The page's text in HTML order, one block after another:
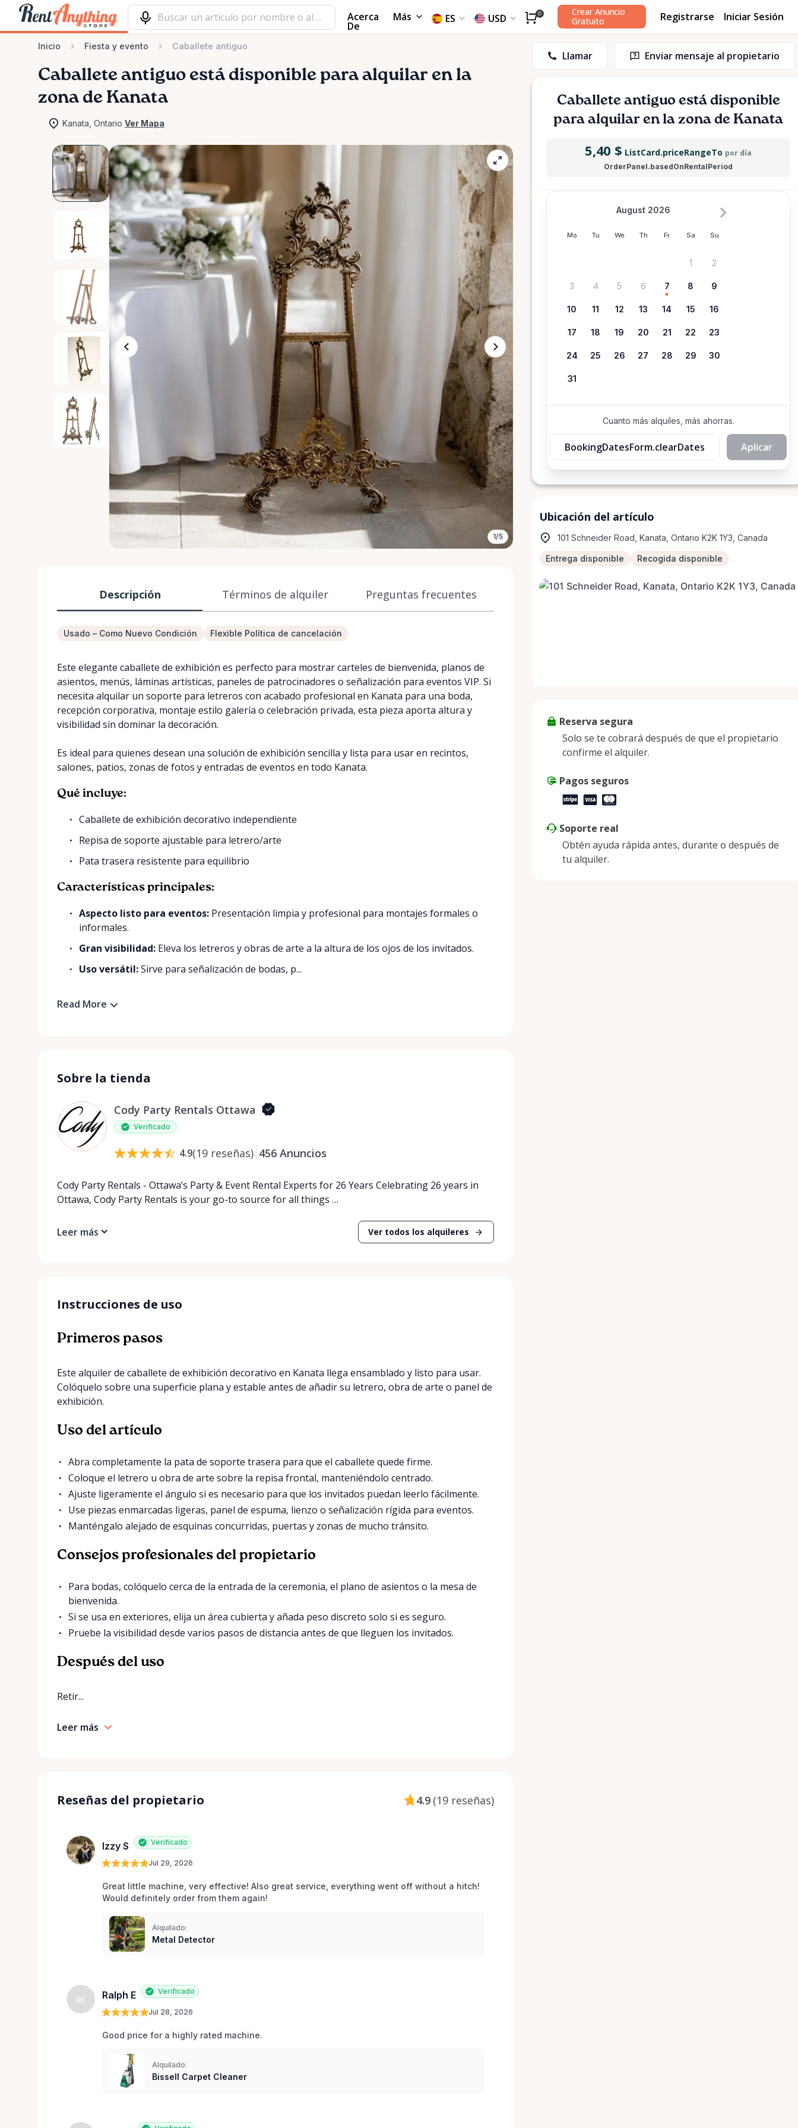
Acerca
De
Más ES USD 0
Crear Anuncio
Gratuito
Registrarse Iniciar Sesión
Inicio Fiesta y evento Caballete antiguo
Caballete antiguo está disponible para alquilar en la
zona de Kanata
Kanata, Ontario Ver Mapa
1/5
Descripción Términos de alquiler Preguntas frecuentes
Usado – Como Nuevo Condición Flexible Política de cancelación
Este elegante caballete de exhibición es perfecto para mostrar carteles de bienvenida, planos de
asientos, menús, láminas artísticas, paneles de patrocinadores o señalización para eventos VIP. Si
necesita alquilar un soporte para letreros con acabado profesional en Kanata para una boda,
recepción corporativa, montaje estilo galería o celebración privada, esta pieza aporta altura y
visibilidad sin dominar la decoración.
Es ideal para quienes desean una solución de exhibición sencilla y lista para usar en recintos,
salones, patios, zonas de fotos y entradas de eventos en todo Kanata.
Qué incluye:
Caballete de exhibición decorativo independiente
Repisa de soporte ajustable para letrero/arte
Pata trasera resistente para equilibrio
Características principales:
Aspecto listo para eventos: Presentación limpia y profesional para montajes formales o
informales.
Gran visibilidad: Eleva los letreros y obras de arte a la altura de los ojos de los invitados.
Uso versátil:Sirve para señalización de bodas, p...
Read More
Sobre la tienda
Cody Party Rentals Ottawa
Verificado
4.9(19 reseñas) 456 Anuncios
Cody Party Rentals - Ottawa’s Party & Event Rental Experts for 26 Years Celebrating 26 years in
Ottawa, Cody Party Rentals is your go-to source for all things …
Leer más Ver todos los alquileres
Instrucciones de uso
Primeros pasos
Este alquiler de caballete de exhibición decorativo en Kanata llega ensamblado y listo para usar.
Colóquelo sobre una superficie plana y estable antes de añadir su letrero, obra de arte o panel de
exhibición.
Uso del artículo
Abra completamente la pata de soporte trasera para que el caballete quede firme.
Coloque el letrero u obra de arte sobre la repisa frontal, manteniéndolo centrado.
Ajuste ligeramente el ángulo si es necesario para que los invitados puedan leerlo fácilmente.
Use piezas enmarcadas ligeras, panel de espuma, lienzo o señalización rígida para eventos.
Manténgalo alejado de esquinas concurridas, puertas y zonas de mucho tránsito.
Consejos profesionales del propietario
Para bodas, colóquelo cerca de la entrada de la ceremonia, el plano de asientos o la mesa de
bienvenida.
Si se usa en exteriores, elija un área cubierta y añada peso discreto solo si es seguro.
Pruebe la visibilidad desde varios pasos de distancia antes de que lleguen los invitados.
Después del uso
Retir...
Leer más
Reseñas del propietario 4.9 (19 reseñas)
Izzy S Verificado
Jul 29, 2026
Great little machine, very effective! Also great service, everything went off without a hitch!
Would definitely order from them again!
Alquilado:
Metal Detector
RE Ralph E Verificado
Jul 28, 2026
Good price for a highly rated machine.
Alquilado:
Bissell Carpet Cleaner
Llamar Enviar mensaje al propietario
Caballete antiguo está disponible
para alquilar en la zona de Kanata
5,40 $ ListCard.priceRangeTo por día
OrderPanel.basedOnRentalPeriod
Mo Tu We Th Fr Sa Su
August 2026
1 2
3 4 5 6 7 8 9
10 11 12 13 14 15 16
17 18 19 20 21 22 23
24 25 26 27 28 29 30
31
Cuanto más alquiles, más ahorras.
BookingDatesForm.clearDates Aplicar
Ubicación del artículo
101 Schneider Road, Kanata, Ontario K2K 1Y3, Canada
Entrega disponible Recogida disponible
Reserva segura
Solo se te cobrará después de que el propietario
confirme el alquiler.
Pagos seguros
Soporte real
Obtén ayuda rápida antes, durante o después de
tu alquiler.